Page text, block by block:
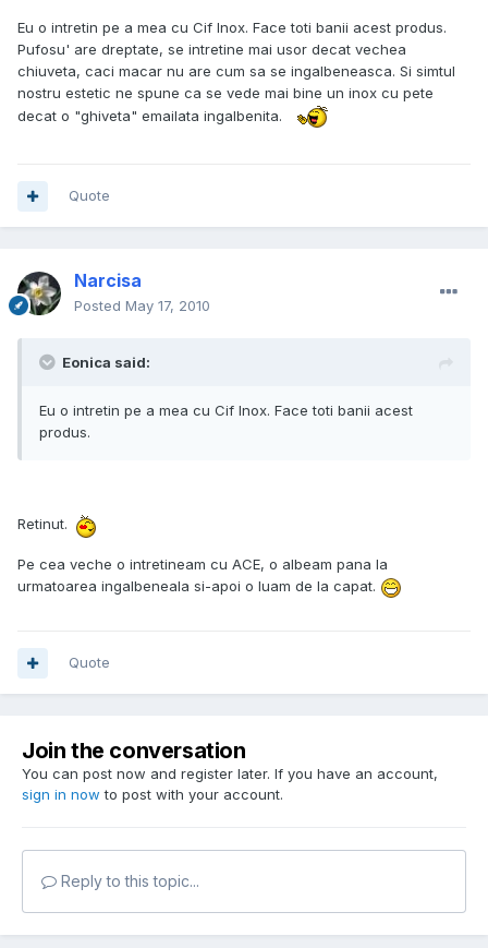
Eu o intretin pe a mea cu Cif Inox. Face toti banii acest produs.
Pufosu' are dreptate, se intretine mai usor decat vechea
chiuveta, caci macar nu are cum sa se ingalbeneasca. Si simtul
nostru estetic ne spune ca se vede mai bine un inox cu pete
decat o "ghiveta" emailata ingalbenita.
Quote
Narcisa
Posted May 17, 2010
Eonica said:
Eu o intretin pe a mea cu Cif Inox. Face toti banii acest
produs.
Retinut.
Pe cea veche o intretineam cu ACE, o albeam pana la
urmatoarea ingalbeneala si-apoi o luam de la capat.
Quote
Join the conversation
You can post now and register later. If you have an account,
sign in now to post with your account.
Reply to this topic...